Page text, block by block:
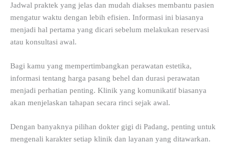
Jadwal praktek yang jelas dan mudah diakses membantu pasien
mengatur waktu dengan lebih efisien. Informasi ini biasanya
menjadi hal pertama yang dicari sebelum melakukan reservasi
atau konsultasi awal.
Bagi kamu yang mempertimbangkan perawatan estetika,
informasi tentang harga pasang behel dan durasi perawatan
menjadi perhatian penting. Klinik yang komunikatif biasanya
akan menjelaskan tahapan secara rinci sejak awal.
Dengan banyaknya pilihan dokter gigi di Padang, penting untuk
mengenali karakter setiap klinik dan layanan yang ditawarkan.